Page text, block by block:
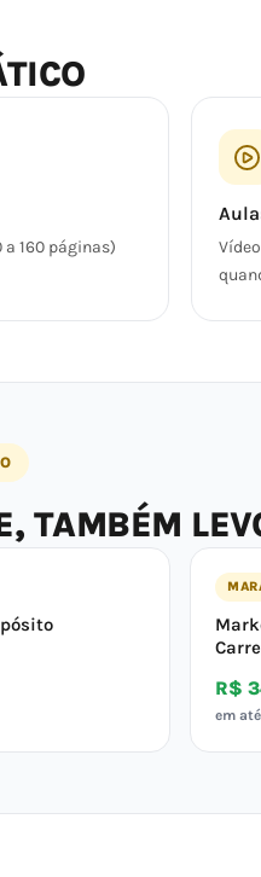
160 páginas)
TAMBÉM
R$
em